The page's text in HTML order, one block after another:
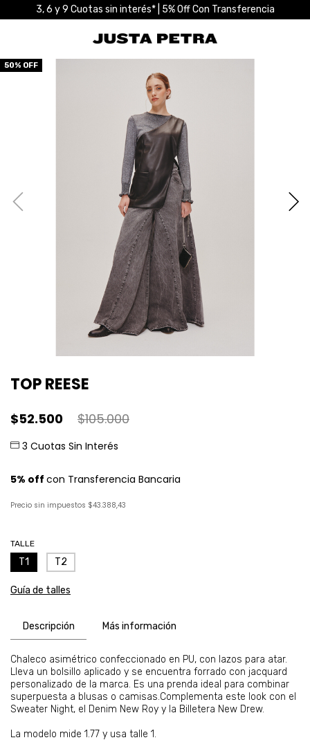
3, 6 y 9 Cuotas sin interés* | 5% Off Con Transferencia
50% OFF
TOP REESE
$52.500 $105.000
Precio sin impuestos $43.388,43
TALLE
T1 T2
Guía de talles
Descripción Más información
Chaleco asimétrico confeccionado en PU, con lazos para atar.
Lleva un bolsillo aplicado y se encuentra forrado con jacquard
personalizado de la marca. Es una prenda ideal para combinar
superpuesta a blusas o camisas.Complementa este look con el
Sweater Night, el Denim New Roy y la Billetera New Drew.
La modelo mide 1.77 y usa talle 1.